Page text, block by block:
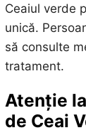
Ceaiul verde
unică.
să consulte
tratament.
Atenție
de Ceai